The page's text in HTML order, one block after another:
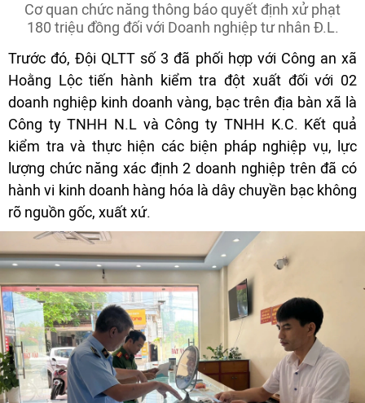
Cơ quan chức năng thông báo quyết định xử phạt
180 triệu đồng đối với Doanh nghiệp tư nhân Đ.L.
Trước đó, Đội QLTT số 3 đã phối hợp với Công an xã
Hoằng Lộc tiến hành kiểm tra đột xuất đối với 02
doanh nghiệp kinh doanh vàng, bạc trên địa bàn xã là
Công ty TNHH N.L và Công ty TNHH K.C. Kết quả
kiểm tra và thực hiện các biện pháp nghiệp vụ, lực
lượng chức năng xác định 2 doanh nghiệp trên đã có
hành vi kinh doanh hàng hóa là dây chuyền bạc không
rõ nguồn gốc, xuất xứ.